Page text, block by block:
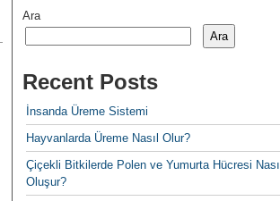
Ara
Ara
Recent Posts
İnsanda Üreme Sistemi
Hayvanlarda Üreme Nasıl Olur?
Çiçekli Bitkilerde Polen ve Yumurta Hücresi Nasıl
Oluşur?